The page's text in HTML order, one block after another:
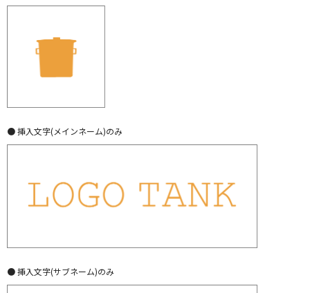
● 挿入文字(メインネーム)のみ
● 挿入文字(サブネーム)のみ